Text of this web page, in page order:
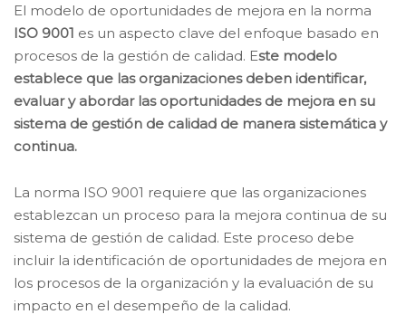
El modelo de oportunidades de mejora en la norma
ISO 9001 es un aspecto clave del enfoque basado en
procesos de la gestión de calidad. Este modelo
establece que las organizaciones deben identificar,
evaluar y abordar las oportunidades de mejora en su
sistema de gestión de calidad de manera sistemática y
continua.
La norma ISO 9001 requiere que las organizaciones
establezcan un proceso para la mejora continua de su
sistema de gestión de calidad. Este proceso debe
incluir la identificación de oportunidades de mejora en
los procesos de la organización y la evaluación de su
impacto en el desempeño de la calidad.